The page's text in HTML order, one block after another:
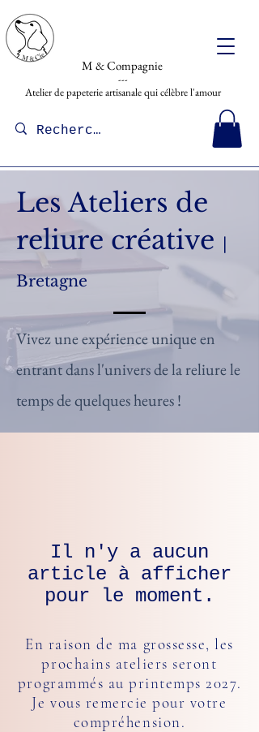
M & Compagnie
---
Atelier de papeterie artisanale qui célèbre l'amour
Les Ateliers de
reliure créative
Bretagne
Vivez une expérience unique en
entrant dans l'univers de la reliure le
temps de quelques heures !
Il n'y a aucun
article à afficher
pour le moment.
En raison de ma grossesse, les
prochains ateliers seront
programmés au printemps 2027.
Je vous remercie pour votre
compréhension.